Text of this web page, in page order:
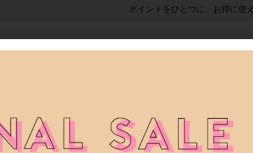
ポイントをひとつに。お得に使
ワード セール 40th限定 ピアス バッグ